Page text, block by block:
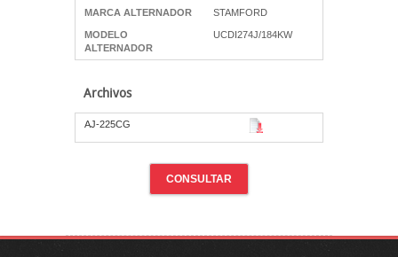
MARCA ALTERNADOR STAMFORD
MODELO
ALTERNADOR
UCDI274J/184KW
Archivos
AJ-225CG
CONSULTAR